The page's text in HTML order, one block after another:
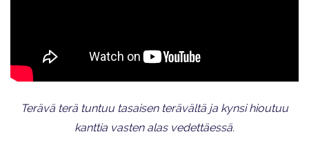
Terävä terä tuntuu tasaisen terävältä ja kynsi hioutuu
kanttia vasten alas vedettäessä.